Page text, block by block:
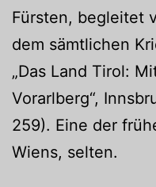
Fürsten, begleitet
dem sämtlichen
„Das Land Tirol:
Vorarlberg“,
259). Eine der
Wiens, selten.